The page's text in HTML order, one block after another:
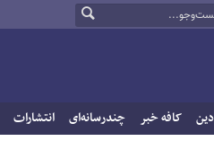
دین کافه خبر چندرسانه‌ای انتشارات